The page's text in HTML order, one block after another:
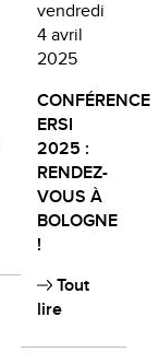
vendredi
4 avril
2025
CONFÉRENCE
ERSI
2025 :
RENDEZ-
VOUS À
BOLOGNE
!
Tout
lire